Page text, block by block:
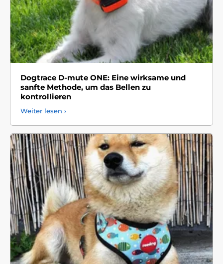
Dogtrace D-mute ONE: Eine wirksame und
sanfte Methode, um das Bellen zu
kontrollieren
Weiter lesen ›